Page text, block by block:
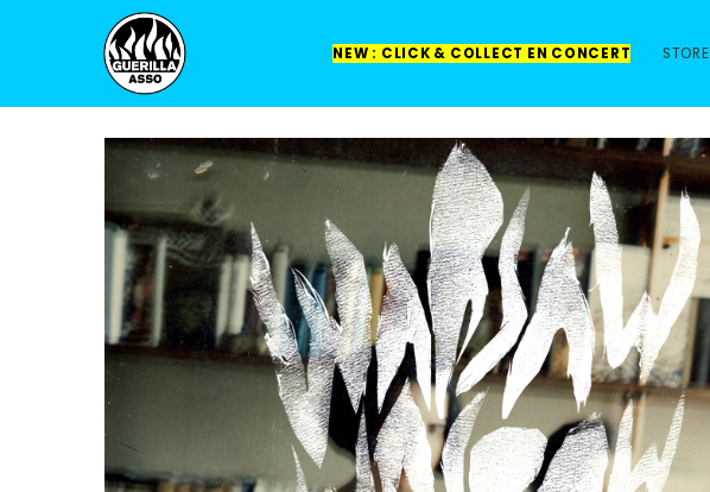
NEW : CLICK & COLLECT EN CONCERT STORE